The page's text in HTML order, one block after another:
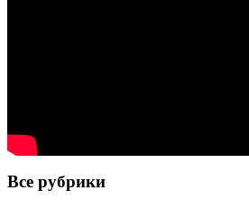
Все рубрики